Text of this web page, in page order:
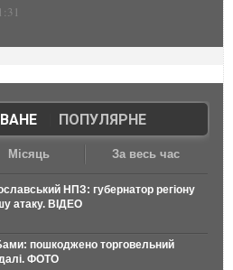
| ПОПУЛЯРНЕ
Місяць За весь час
НПЗ: губернатор регіону
атаку. ВІДЕО
пошкоджено торговельний
ФОТО